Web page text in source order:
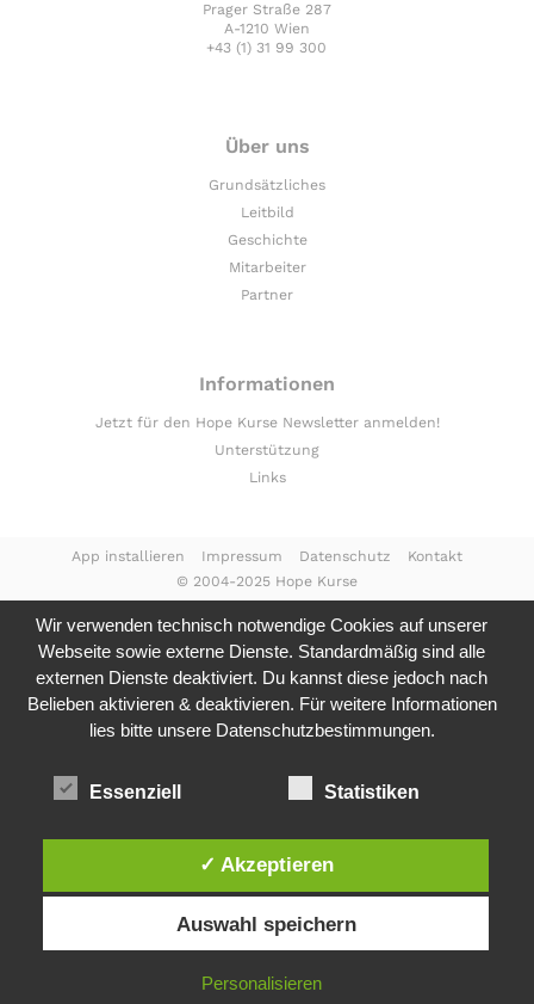
Prager Straße 287
A-1210 Wien
+43 (1) 31 99 300
Über uns
Grundsätzliches
Leitbild
Geschichte
Mitarbeiter
Partner
Informationen
Jetzt für den Hope Kurse Newsletter anmelden!
Unterstützung
Links
© 2004-2025 Hope Kurse
App installieren Impressum Datenschutz Kontakt
Wir verwenden technisch notwendige Cookies auf unserer
Webseite sowie externe Dienste. Standardmäßig sind alle
externen Dienste deaktiviert. Du kannst diese jedoch nach
Belieben aktivieren & deaktivieren. Für weitere Informationen
lies bitte unsere Datenschutzbestimmungen.
Essenziell Statistiken
✓ Akzeptieren
Auswahl speichern
Personalisieren